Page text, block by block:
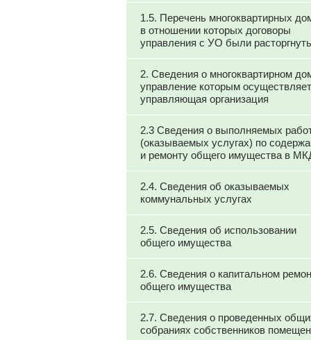
1.5. Перечень многоквартирных
в отношении которых договоры
управления с УО были
2. Сведения о многоквартирном
управление которым осуществляет
управляющая организация
2.3 Сведения о выполняемых
(оказываемых услугах) по
и ремонту общего имущества в
2.4. Сведения об оказываемых
коммунальных услугах
2.5. Сведения об использовании
общего имущества
2.6. Сведения о капитальном
общего имущества
2.7. Сведения о проведенных
собраниях собственников